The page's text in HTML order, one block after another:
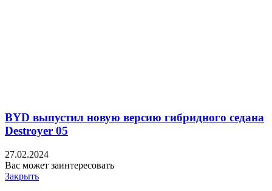
BYD выпустил новую версию гибридного седана
Destroyer 05
27.02.2024
Вас может заинтересовать
Закрыть